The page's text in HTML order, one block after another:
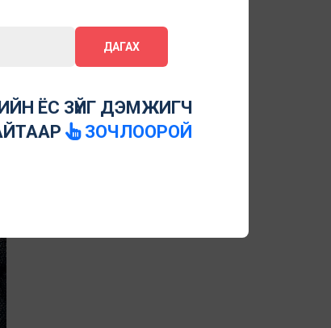
ДАГАХ
ЁС ЗҮЙГ ДЭМЖИГЧ
ЗОЧЛООРОЙ